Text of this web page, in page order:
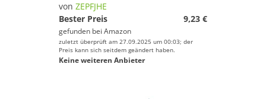
von ZEPFJHE
Bester Preis
9,23 €
gefunden bei Amazon
zuletzt überprüft am 27.09.2025 um 00:03; der
Preis kann sich seitdem geändert haben.
Keine weiteren Anbieter